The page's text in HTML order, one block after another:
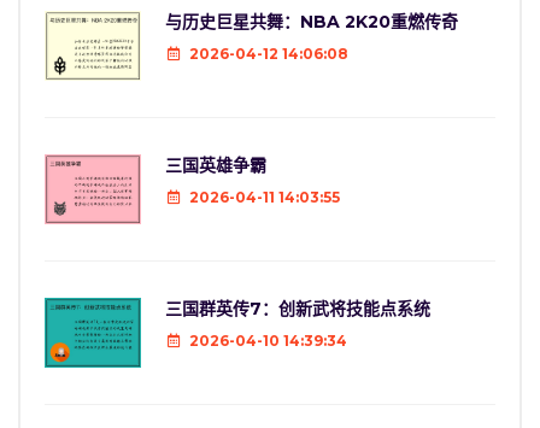
与历史巨星共舞：NBA 2K20重燃传奇
2026-04-12 14:06:08
三国英雄争霸
2026-04-11 14:03:55
三国群英传7：创新武将技能点系统
2026-04-10 14:39:34